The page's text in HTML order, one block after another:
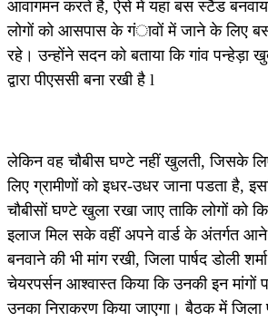
आवागमन करते है, ऐसे में यहां बस स्टैंड
लोगों को आसपास के गंावों में जाने के लिए
रहे। उन्होंने सदन को बताया कि गांव पन्हेड़ा
द्वारा पीएससी बना रखी है l
लेकिन वह चौबीस घण्टे नहीं खुलती, जिसके
लिए ग्रामीणों को इधर-उधर जाना पडता है,
चौबीसों घण्टे खुला रखा जाए ताकि लोगों को
इलाज मिल सके वहीं अपने वार्ड के अंतर्गत आने
बनवाने की भी मांग रखी, जिला पार्षद डोली
चेयरपर्सन आश्वास्त किया कि उनकी इन मांगों
उनका निराकरण किया जाएगा। बैठक में जिला